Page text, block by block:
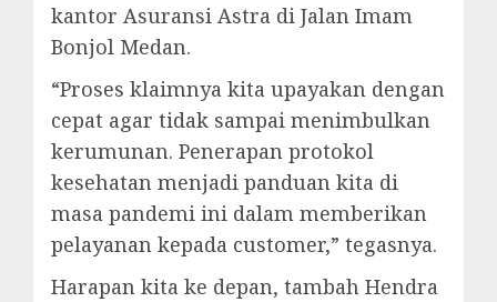
kantor Asuransi Astra di Jalan Imam
Bonjol Medan.
“Proses klaimnya kita upayakan dengan
cepat agar tidak sampai menimbulkan
kerumunan. Penerapan protokol
kesehatan menjadi panduan kita di
masa pandemi ini dalam memberikan
pelayanan kepada customer,” tegasnya.
Harapan kita ke depan, tambah Hendra